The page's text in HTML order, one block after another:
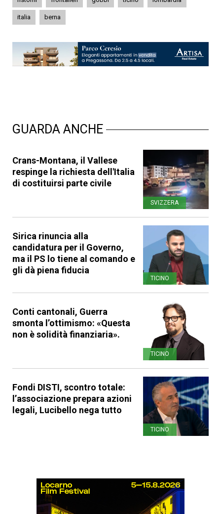
italia berna
GUARDA ANCHE
Crans-Montana, il Vallese
respinge la richiesta dell'Italia
di costituirsi parte civile
SVIZZERA
Sirica rinuncia alla
candidatura per il Governo,
ma il PS lo tiene al comando e
gli dà piena fiducia
TICINO
Conti cantonali, Guerra
smonta l’ottimismo: «Questa
non è solidità finanziaria».
TICINO
Fondi DISTI, scontro totale:
l’associazione prepara azioni
legali, Lucibello nega tutto
TICINO